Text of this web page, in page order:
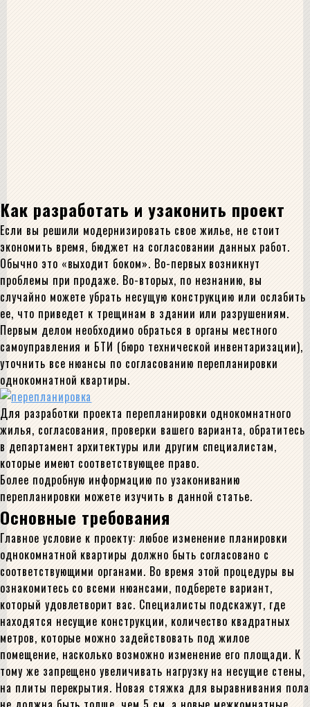
Как разработать и узаконить проект
Если вы решили модернизировать свое жилье, не стоит
экономить время, бюджет на согласовании данных работ.
Обычно это «выходит боком». Во-первых возникнут
проблемы при продаже. Во-вторых, по незнанию, вы
случайно можете убрать несущую конструкцию или ослабить
ее, что приведет к трещинам в здании или разрушениям.
Первым делом необходимо обраться в органы местного
самоуправления и БТИ (бюро технической инвентаризации),
уточнить все нюансы по согласованию перепланировки
однокомнатной квартиры.
Для разработки проекта перепланировки однокомнатного
жилья, согласования, проверки вашего варианта, обратитесь
в департамент архитектуры или другим специалистам,
которые имеют соответствующее право.
Более подробную информацию по узакониванию
перепланировки можете изучить в данной статье.
Основные требования
Главное условие к проекту: любое изменение планировки
однокомнатной квартиры должно быть согласовано с
соответствующими органами. Во время этой процедуры вы
ознакомитесь со всеми нюансами, подберете вариант,
который удовлетворит вас. Специалисты подскажут, где
находятся несущие конструкции, количество квадратных
метров, которые можно задействовать под жилое
помещение, насколько возможно изменение его площади. К
тому же запрещено увеличивать нагрузку на несущие стены,
на плиты перекрытия. Новая стяжка для выравнивания пола